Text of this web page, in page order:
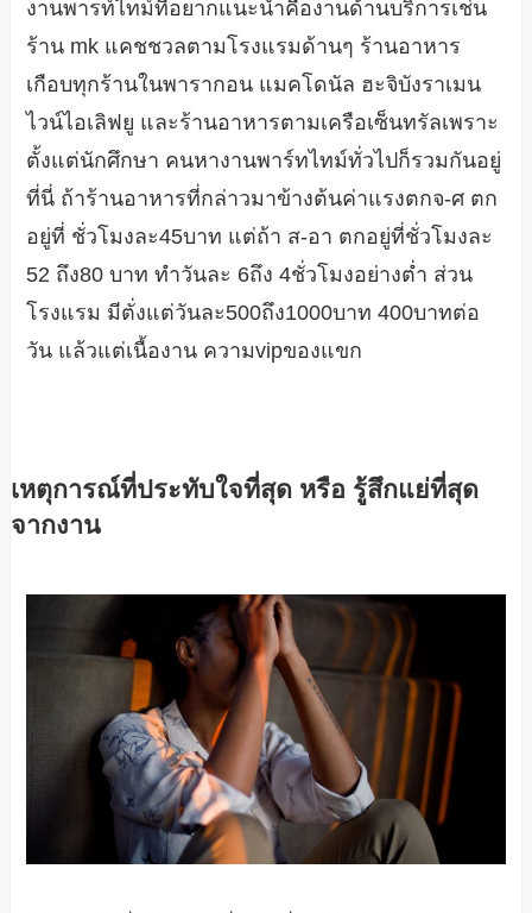
งานพารท์ไทม์ที่อยากแนะนำคืองานด้านบริการเช่น
ร้าน mk แคชชวลตามโรงแรมด้านๆ ร้านอาหาร
เกือบทุกร้านในพารากอน แมคโดนัล ฮะจิบังราเมน
ไวน์ไอเลิฟยู และร้านอาหารตามเครือเซ็นทรัลเพราะ
ตั้งแต่นักศึกษา คนหางานพาร์ทไทม์ทั่วไปก็รวมกันอยู่
ที่นี่ ถ้าร้านอาหารที่กล่าวมาข้างต้นค่าแรงตกจ-ศ ตก
อยู่ที่ ชั่วโมงละ45บาท แต่ถ้า ส-อา ตกอยู่ที่ชั่วโมงละ
52 ถึง80 บาท ทำวันละ 6ถึง 4ชั่วโมงอย่างต่ำ ส่วน
โรงแรม มีตั่งแต่วันละ500ถึง1000บาท 400บาทต่อ
วัน แล้วแต่เนื้องาน ความvipของแขก
เหตุการณ์ที่ประทับใจที่สุด หรือ รู้สึกแย่ที่สุด
จากงาน